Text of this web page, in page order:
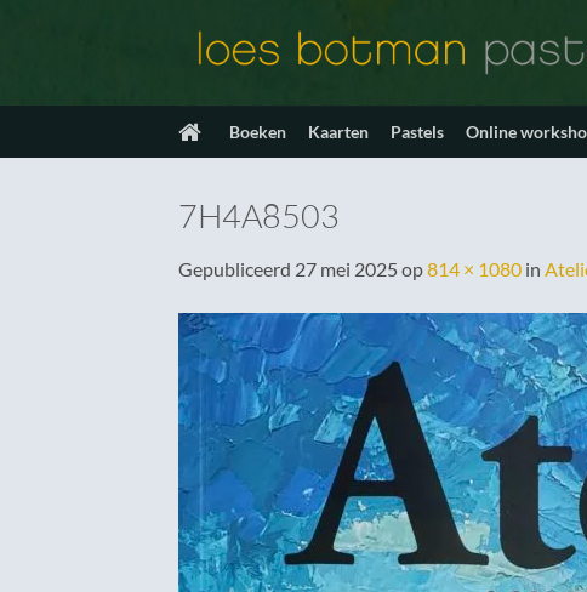
Boeken Kaarten Pastels Online
7H4A8503
Gepubliceerd 27 mei 2025 op814 × 1080 in